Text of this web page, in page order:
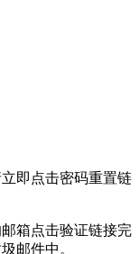
即点击密码重置链
箱点击验证链接完
邮件中。